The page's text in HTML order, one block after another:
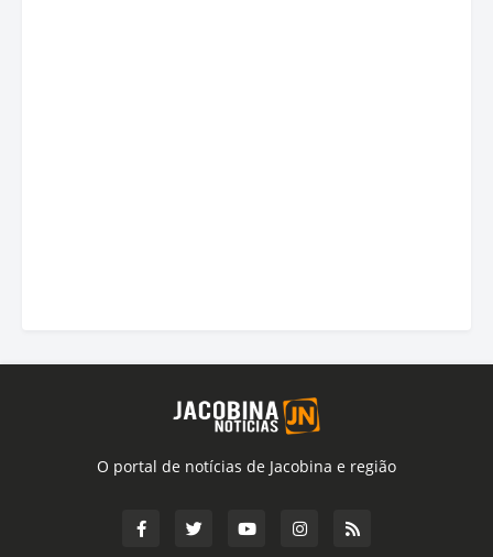
O portal de notícias de Jacobina e região